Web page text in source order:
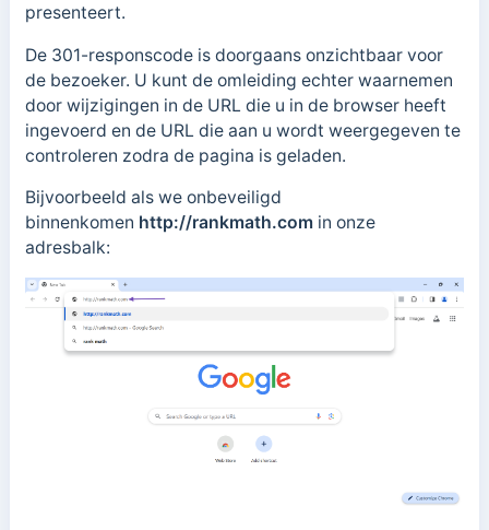
presenteert.
De 301-responscode is doorgaans onzichtbaar voor
de bezoeker. U kunt de omleiding echter waarnemen
door wijzigingen in de URL die u in de browser heeft
ingevoerd en de URL die aan u wordt weergegeven te
controleren zodra de pagina is geladen.
Bijvoorbeeld als we onbeveiligd
binnenkomen http://rankmath.com in onze
adresbalk: